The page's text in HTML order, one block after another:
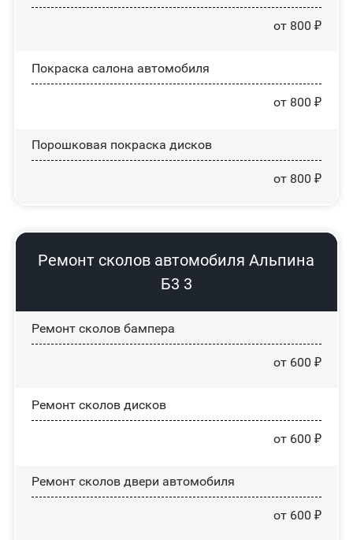
от 800 ₽
Покраска салона автомобиля
от 800 ₽
Порошковая покраска дисков
от 800 ₽
Ремонт сколов автомобиля Альпина
Б3 3
Ремонт сколов бампера
от 600 ₽
Ремонт сколов дисков
от 600 ₽
Ремонт сколов двери автомобиля
от 600 ₽